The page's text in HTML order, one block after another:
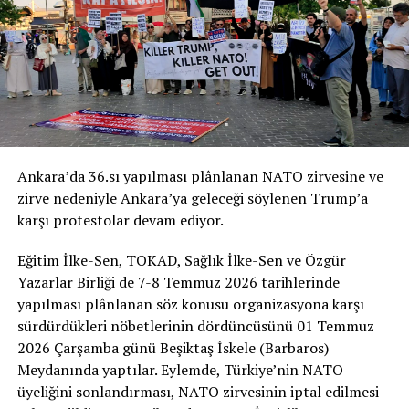
İmza Kampanyası’nın Bildiri Metni
NATO’YA HAYIR!
NATO ZİRVESİ İHANETTİR!
“Zulmedenlere meyletmeyin, sonra size ateş
dokunur! Sizin Allah’tan başka dostlarınız yoktur.
Sonra yardım da göremezsiniz.” (Hûd Suresi, 11/113)
Bizler; adaleti, halkların özgürlüğünü ve ümmetin
onurunu savunan, yeryüzündeki sömürü düzenine itirazı
olan Müslümanlar olarak NATO’nun bir “güvenlik
kalkanı” değil, küresel kapitalist sistemin ve ABD
Ankara’da 36.sı yapılması plânlanan NATO zirvesine ve
zirve nedeniyle Ankara’ya geleceği söylenen Trump’a
karşı protestolar devam ediyor.
Eğitim İlke-Sen, TOKAD, Sağlık İlke-Sen ve Özgür
Yazarlar Birliği de 7-8 Temmuz 2026 tarihlerinde
yapılması plânlanan söz konusu organizasyona karşı
sürdürdükleri nöbetlerinin dördüncüsünü 01 Temmuz
2026 Çarşamba günü Beşiktaş İskele (Barbaros)
Meydanında yaptılar. Eylemde, Türkiye’nin NATO
üyeliğini sonlandırması, NATO zirvesinin iptal edilmesi